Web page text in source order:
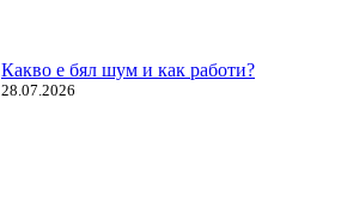
Какво е бял шум и как работи?
28.07.2026